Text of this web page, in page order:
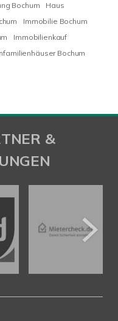
Bochum
Haus
Immobilie Bochum
Immobilienkauf
Bochum
&